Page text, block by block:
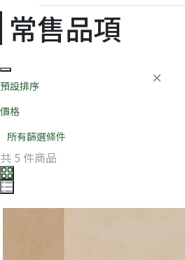
常售品項
預設排序
價格
所有篩選條件
共 5 件商品